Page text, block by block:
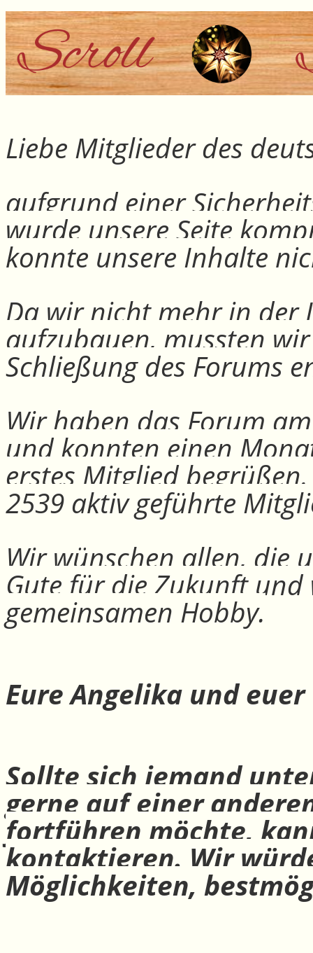
Liebe Mitglieder des
aufgrund einer
wurde unsere Seite
konnte unsere Inhalte
Da wir nicht mehr in der
aufzubauen, mussten
Schließung des Forums
Wir haben das Forum
und konnten einen
erstes Mitglied
2539 aktiv geführte
Wir wünschen allen, die
Gute für die Zukunft
gemeinsamen Hobby.
Eure Angelika und
Sollte sich jemand
gerne auf einer
fortführen möchte,
kontaktieren. Wir
Möglichkeiten,